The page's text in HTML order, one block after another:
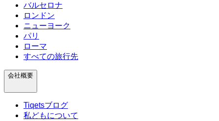
バルセロナ
ロンドン
ニューヨーク
パリ
ローマ
すべての旅行先
会社概要
Tiqetsブログ
私どもについて